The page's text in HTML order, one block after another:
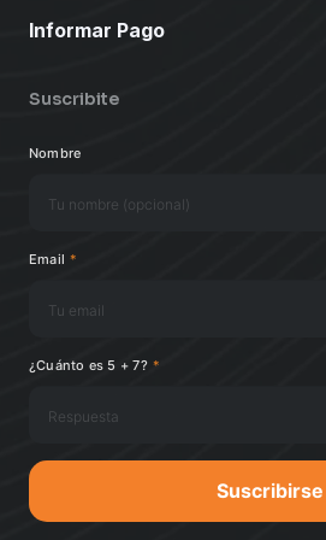
Informar Pago
Suscribite
Nombre
Email *
¿Cuánto es 5 + 7? *
Suscribirse